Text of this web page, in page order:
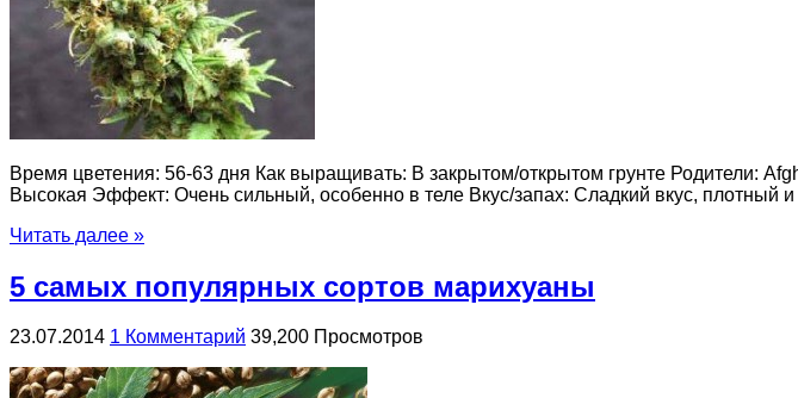
Время цветения: 56-63 дня Как выращивать: В закрытом/открытом грунте Родители:
Высокая Эффект: Очень сильный, особенно в теле Вкус/запах: Сладкий вкус, плотный
Читать далее »
5 самых популярных сортов марихуаны
23.07.2014 1 Комментарий 39,200 Просмотров